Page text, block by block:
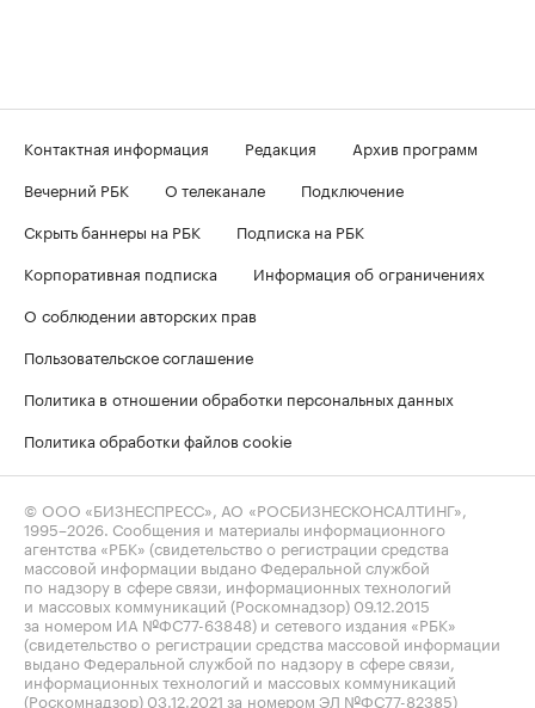
Контактная информация Редакция
Архив программ
Вечерний РБК
О телеканале
Подключение
Скрыть баннеры на РБК
Подписка на РБК
Корпоративная подписка
Информация об ограничениях
О соблюдении авторских прав
Пользовательское соглашение
Политика в отношении обработки персональных данных
Политика обработки файлов cookie
© ООО «БИЗНЕСПРЕСС», АО «РОСБИЗНЕСКОНСАЛТИНГ»,
1995–2026. Сообщения и материалы информационного
агентства «РБК» (свидетельство о регистрации средства
массовой информации выдано Федеральной службой
по надзору в сфере связи, информационных технологий
и массовых коммуникаций (Роскомнадзор) 09.12.2015
за номером ИА №ФС77-63848) и сетевого издания «РБК»
(свидетельство о регистрации средства массовой информации
выдано Федеральной службой по надзору в сфере связи,
информационных технологий и массовых коммуникаций
(Роскомнадзор) 03.12.2021 за номером ЭЛ №ФС77-82385)